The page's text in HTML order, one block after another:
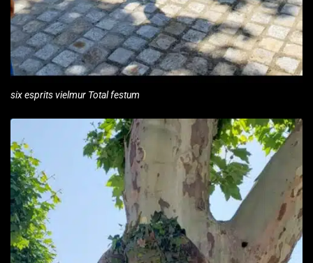
six esprits vielmur Total festum